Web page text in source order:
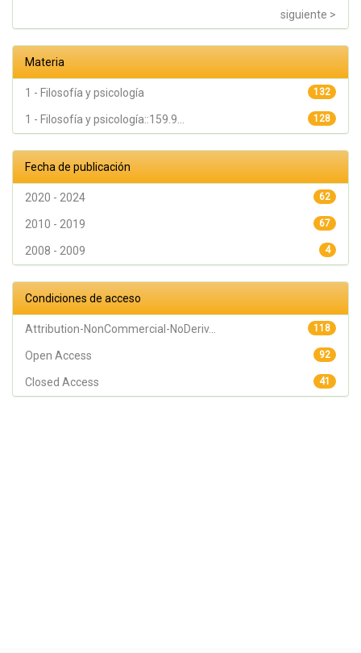
siguiente >
Materia
132
1 - Filosofía y psicología
128
1 - Filosofía y psicología::159.9...
Fecha de publicación
62
2020 - 2024
67
2010 - 2019
4
2008 - 2009
Condiciones de acceso
118
Attribution-NonCommercial-NoDeriv...
92
Open Access
41
Closed Access